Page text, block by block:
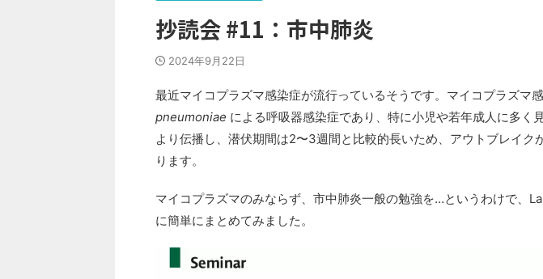
抄読会 #11：市中肺炎
2024年9月22日
最近マイコプラズマ感染症が流行っているそうです。マイコプラズマ感
pneumoniae による呼吸器感染症であり、特に小児や若年成人に多く
より伝播し、潜伏期間は2〜3週間と比較的長いため、アウトブレイク
ります。
マイコプラズマのみならず、市中肺炎一般の勉強を…というわけで、
に簡単にまとめてみました。